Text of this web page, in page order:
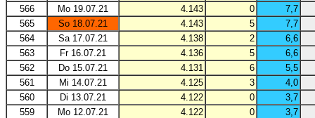
566
Mo 19.07.21 4.143 0
7,7
565
So 18.07.21 4.143 5
7,7
564
Sa 17.07.21 4.138 2
6,6
563
Fr 16.07.21 4.136 5
6,6
562
Do 15.07.21 4.131 6
5,5
561
Mi 14.07.21 4.125 3
4,0
560
Di 13.07.21 4.122 0
3,7
559
Mo 12.07.21 4.122 0 3,7